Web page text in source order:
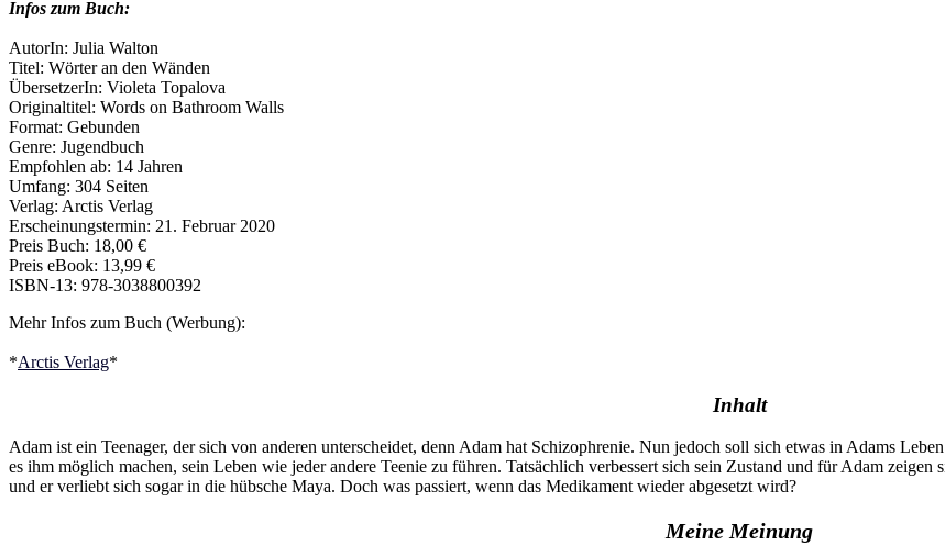
Infos zum Buch:
AutorIn: Julia Walton
Titel: Wörter an den Wänden
ÜbersetzerIn: Violeta Topalova
Originaltitel: Words on Bathroom Walls
Format: Gebunden
Genre: Jugendbuch
Empfohlen ab: 14 Jahren
Umfang: 304 Seiten
Verlag: Arctis Verlag
Erscheinungstermin: 21. Februar 2020
Preis Buch: 18,00 €
Preis eBook: 13,99 €
ISBN-13: 978-3038800392
Mehr Infos zum Buch (Werbung):
*Arctis Verlag*
Inhalt
Adam ist ein Teenager, der sich von anderen unterscheidet, denn Adam hat Schizophrenie. Nun jedoch soll sich etwas in Adams
es ihm möglich machen, sein Leben wie jeder andere Teenie zu führen. Tatsächlich verbessert sich sein Zustand und für Adam
und er verliebt sich sogar in die hübsche Maya. Doch was passiert, wenn das Medikament wieder abgesetzt wird?
Meine Meinung